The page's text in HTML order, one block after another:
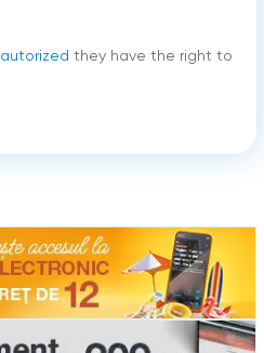
autorized they have the right to